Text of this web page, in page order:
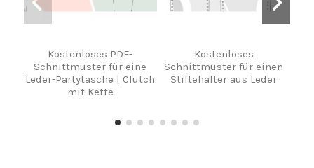
Kostenloses PDF-
Schnittmuster für eine
Leder-Partytasche | Clutch
mit Kette
Kostenloses
Schnittmuster für einen
Stiftehalter aus Leder